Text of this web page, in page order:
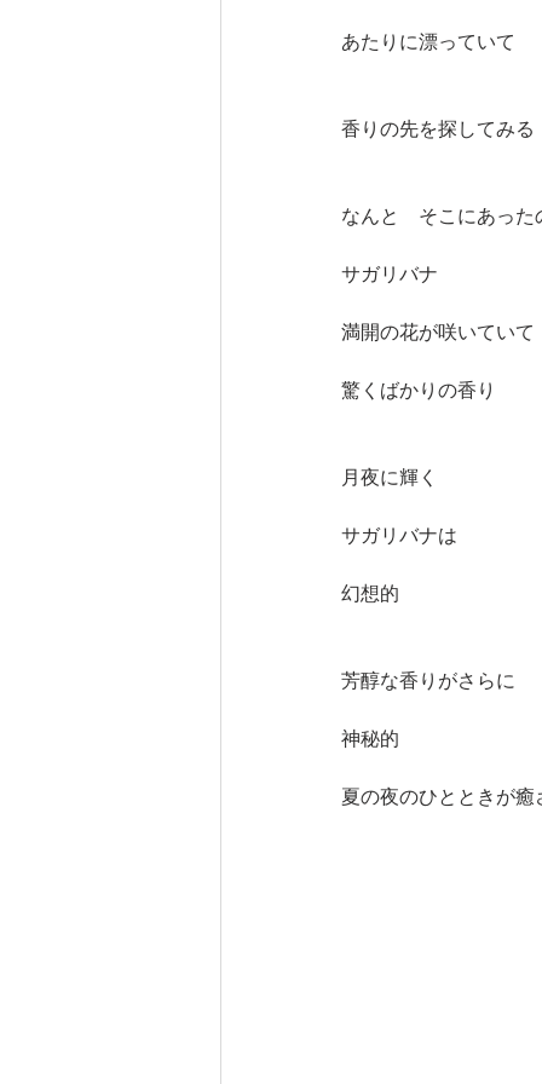
あたりに漂っていて
香りの先を探してみる
なんと　そこにあった
サガリバナ
満開の花が咲いていて
驚くばかりの香り
月夜に輝く
サガリバナは
幻想的
芳醇な香りがさらに
神秘的
夏の夜のひとときが癒